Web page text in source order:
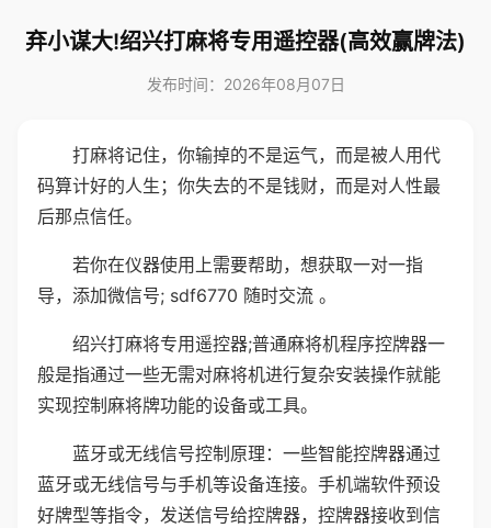
弃小谋大!绍兴打麻将专用遥控器(高效赢牌法)
发布时间：2026年08月07日
打麻将记住，你输掉的不是运气，而是被人用代
码算计好的人生；你失去的不是钱财，而是对人性最
后那点信任。
若你在仪器使用上需要帮助，想获取一对一指
导，添加微信号; sdf6770 随时交流 。
绍兴打麻将专用遥控器;普通麻将机程序控牌器一
般是指通过一些无需对麻将机进行复杂安装操作就能
实现控制麻将牌功能的设备或工具。
蓝牙或无线信号控制原理：一些智能控牌器通过
蓝牙或无线信号与手机等设备连接。手机端软件预设
好牌型等指令，发送信号给控牌器，控牌器接收到信